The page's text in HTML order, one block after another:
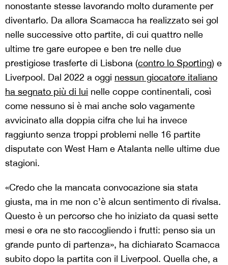
nonostante stesse lavorando molto duramente per
diventarlo. Da allora Scamacca ha realizzato sei gol
nelle successive otto partite, di cui quattro nelle
ultime tre gare europee e ben tre nelle due
prestigiose trasferte di Lisbona (contro lo Sporting) e
Liverpool. Dal 2022 a oggi nessun giocatore italiano
ha segnato più di lui nelle coppe continentali, così
come nessuno si è mai anche solo vagamente
avvicinato alla doppia cifra che lui ha invece
raggiunto senza troppi problemi nelle 16 partite
disputate con West Ham e Atalanta nelle ultime due
stagioni.
«Credo che la mancata convocazione sia stata
giusta, ma in me non c’è alcun sentimento di rivalsa.
Questo è un percorso che ho iniziato da quasi sette
mesi e ora ne sto raccogliendo i frutti: penso sia un
grande punto di partenza», ha dichiarato Scamacca
subito dopo la partita con il Liverpool. Quella che, a